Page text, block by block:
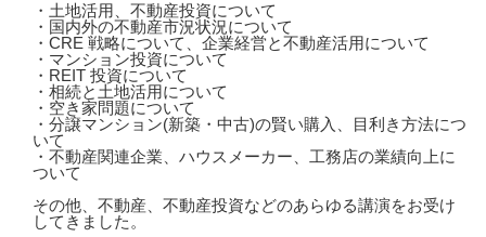
・土地活用、不動産投資について
・国内外の不動産市況状況について
・CRE 戦略について、企業経営と不動産活用について
・マンション投資について
・REIT 投資について
・相続と土地活用について
・空き家問題について
・分譲マンション(新築・中古)の賢い購入、目利き方法につ
いて
・不動産関連企業、ハウスメーカー、工務店の業績向上に
ついて
その他、不動産、不動産投資などのあらゆる講演をお受け
してきました。